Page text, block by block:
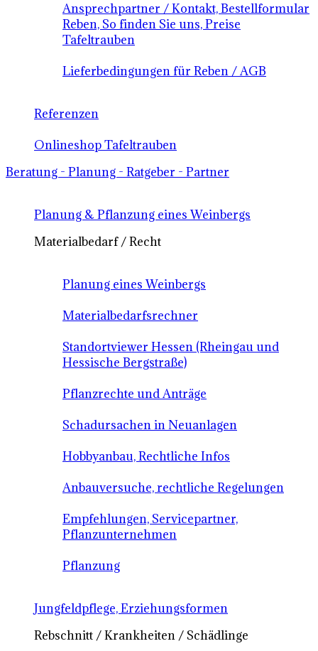
Ansprechpartner / Kontakt, Bestellformular
Reben, So finden Sie uns, Preise
Tafeltrauben
Lieferbedingungen für Reben / AGB
Referenzen
Onlineshop Tafeltrauben
Beratung - Planung - Ratgeber - Partner
Planung & Pflanzung eines Weinbergs
Materialbedarf / Recht
Planung eines Weinbergs
Materialbedarfsrechner
Standortviewer Hessen (Rheingau und
Hessische Bergstraße)
Pflanzrechte und Anträge
Schadursachen in Neuanlagen
Hobbyanbau, Rechtliche Infos
Anbauversuche, rechtliche Regelungen
Empfehlungen, Servicepartner,
Pflanzunternehmen
Pflanzung
Jungfeldpflege, Erziehungsformen
Rebschnitt / Krankheiten / Schädlinge